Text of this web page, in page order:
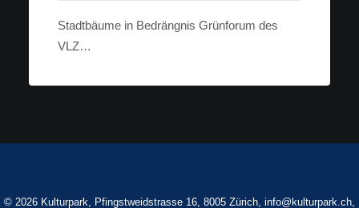
Stadtbäume in Bedrängnis Grünforum des
VLZ…
© 2026 Kulturpark, Pfingstweidstrasse 16, 8005 Zürich, info@kulturpark.ch,